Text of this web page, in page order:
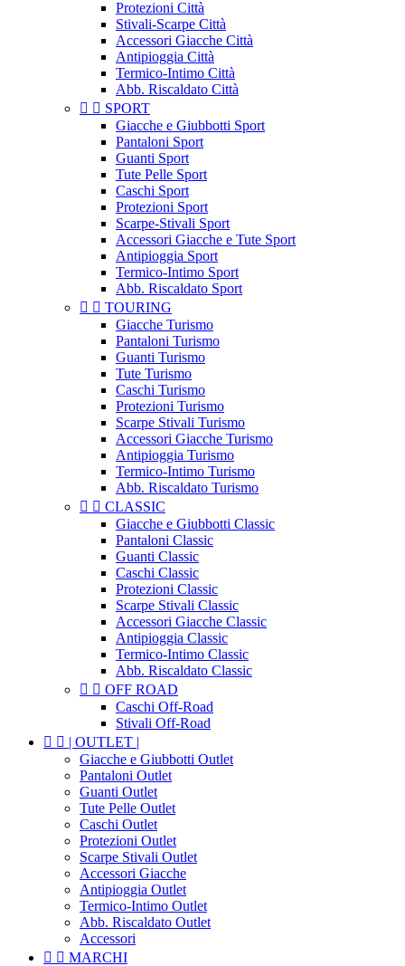
Protezioni Città
Stivali-Scarpe Città
Accessori Giacche Città
Antipioggia Città
Termico-Intimo Città
Abb. Riscaldato Città
  SPORT
Giacche e Giubbotti Sport
Pantaloni Sport
Guanti Sport
Tute Pelle Sport
Caschi Sport
Protezioni Sport
Scarpe-Stivali Sport
Accessori Giacche e Tute Sport
Antipioggia Sport
Termico-Intimo Sport
Abb. Riscaldato Sport
  TOURING
Giacche Turismo
Pantaloni Turismo
Guanti Turismo
Tute Turismo
Caschi Turismo
Protezioni Turismo
Scarpe Stivali Turismo
Accessori Giacche Turismo
Antipioggia Turismo
Termico-Intimo Turismo
Abb. Riscaldato Turismo
  CLASSIC
Giacche e Giubbotti Classic
Pantaloni Classic
Guanti Classic
Caschi Classic
Protezioni Classic
Scarpe Stivali Classic
Accessori Giacche Classic
Antipioggia Classic
Termico-Intimo Classic
Abb. Riscaldato Classic
  OFF ROAD
Caschi Off-Road
Stivali Off-Road
  | OUTLET |
Giacche e Giubbotti Outlet
Pantaloni Outlet
Guanti Outlet
Tute Pelle Outlet
Caschi Outlet
Protezioni Outlet
Scarpe Stivali Outlet
Accessori Giacche
Antipioggia Outlet
Termico-Intimo Outlet
Abb. Riscaldato Outlet
Accessori
  MARCHI